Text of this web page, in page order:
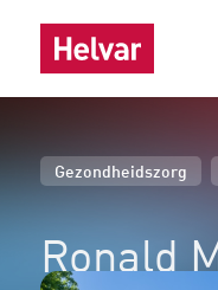
Gezondheidszorg
Ronald